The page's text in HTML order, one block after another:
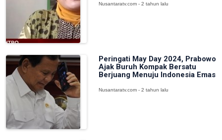
Nusantaratv.com - 2 tahun lalu
Peringati May Day 2024, Prabowo
Ajak Buruh Kompak Bersatu
Berjuang Menuju Indonesia Emas
Nusantaratv.com - 2 tahun lalu